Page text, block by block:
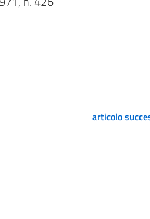
articolo